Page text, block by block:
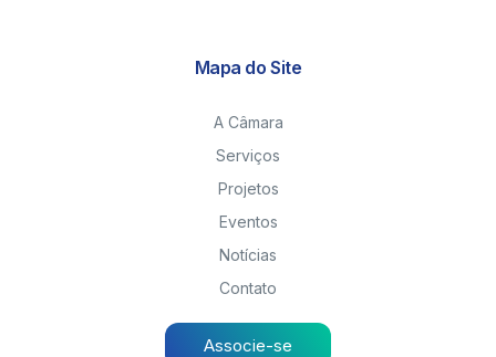
Mapa do Site
A Câmara
Serviços
Projetos
Eventos
Notícias
Contato
Associe-se